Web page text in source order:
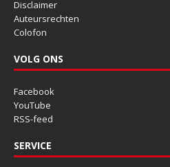
Disclaimer
Auteursrechten
Colofon
VOLG ONS
Facebook
YouTube
RSS-feed
SERVICE